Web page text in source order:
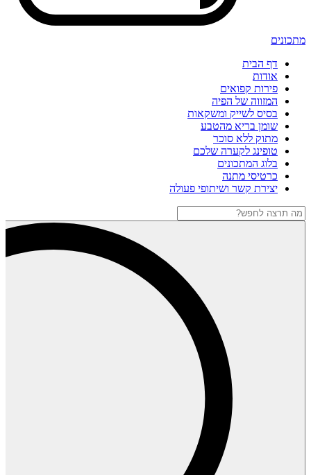
מתכונים
דף הבית
אודות
פירות קפואים
המזווה של הפיה
בסיס לשייק ומשקאות
שומן בריא מהטבע
מתוק ללא סוכר
טופינג לקערה שלכם
בלוג המתכונים
כרטיסי מתנה
יצירת קשר ושיתופי פעולה